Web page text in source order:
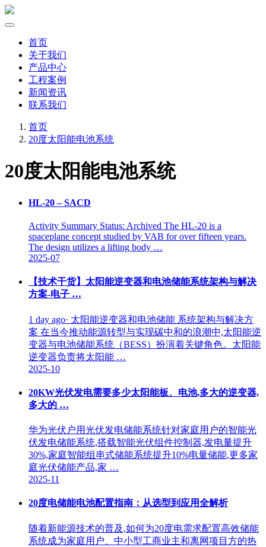
首页
关于我们
产品中心
工程案例
新闻资讯
联系我们
首页
20度太阳能电池系统
20度太阳能电池系统
HL-20 – SACD
Activity Summary Status: Archived The HL-20 is a
spaceplane concept studied by VAB for over fifteen years.
The design utilizes a lifting body …
2025-07
【技术干货】太阳能逆变器和电池储能系统架构与解决
方案-电子 …
1 day ago· 太阳能逆变器和电池储能 系统架构与解决方
案 在当今推动能源转型与实现碳中和的浪潮中,太阳能逆
变器与电池储能系统（BESS）扮演着关键角色。太阳能
逆变器负责将太阳能 …
2025-10
20KW光伏发电需要多少太阳能板、电池,多大的逆变器,
多大的 …
华为光伏户用光伏发电储能系统针对家庭用户的智能光
伏发电储能系统,搭载智能光伏组件控制器,发电量提升
30%,家庭智能组串式储能系统提升10%电量储能,更多家
庭光伏储能产品,家 …
2025-11
20度电储能电池配置指南：从选型到应用全解析
随着新能源技术的普及,如何为20度电需求配置高效储能
系统成为家庭用户、中小型工商业主和离网项目方的热